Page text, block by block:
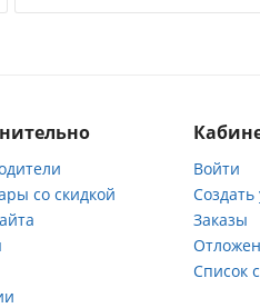
со скидкой
Войти
Заказы
Список